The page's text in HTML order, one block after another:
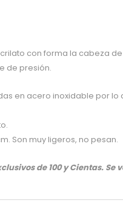
con forma la cabeza de
de presión.
en acero inoxidable por
Son muy ligeros, no pesan.
de 100 y Cientas. Se